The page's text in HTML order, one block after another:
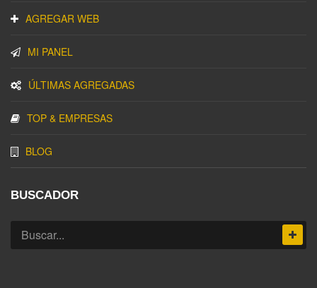
AGREGAR WEB
MI PANEL
ÚLTIMAS AGREGADAS
TOP & EMPRESAS
BLOG
BUSCADOR